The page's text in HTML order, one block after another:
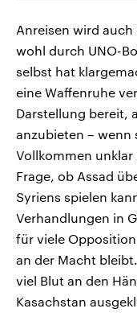
Anreisen wird
wohl durch UNO-
selbst hat
eine Waffenruhe
Darstellung bereit,
anzubieten – wenn
Vollkommen
Frage, ob Assad
Syriens spielen
Verhandlungen in
für viele
an der Macht
viel Blut an den
Kasachstan